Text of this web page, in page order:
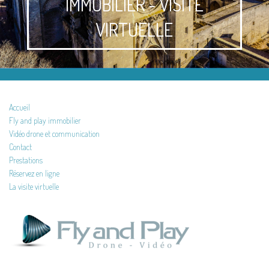
VIRTUELLE
Accueil
Fly and play immobilier
Vidéo drone et communication
Contact
Prestations
Réservez en ligne
La visite virtuelle